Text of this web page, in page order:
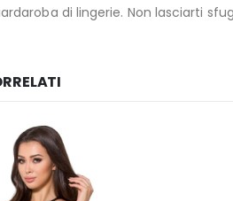
di lingerie. Non lasciarti